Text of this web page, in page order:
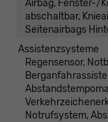
Airbag, Fenster-/
abschaltbar,
Seitenairbags
Assistenzsysteme
Regensensor,
Notrufsystem,